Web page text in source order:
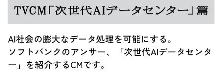
AI社会の膨大なデータ処理を可能にする。
ソフトバンクのアンサー、「次世代AIデータセンタ
ー」を紹介するCMです。